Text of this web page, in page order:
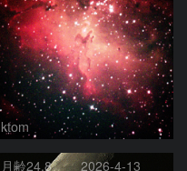
ktom
月齢24.8 2026-4-13